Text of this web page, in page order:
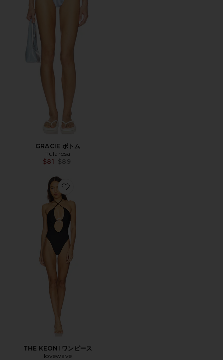
GRACIE ボトム
Tularosa
$81 Previous price:
$89
Favorite THE KEONI ワンピース
THE KEONI ワンピース
lovewave